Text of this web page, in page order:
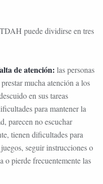
puede dividirse en tres
de atención: las personas
mucha atención a los
en sus tareas
para mantener la
parecen no escuchar
tienen dificultades para
seguir instrucciones o
o pierde frecuentemente las